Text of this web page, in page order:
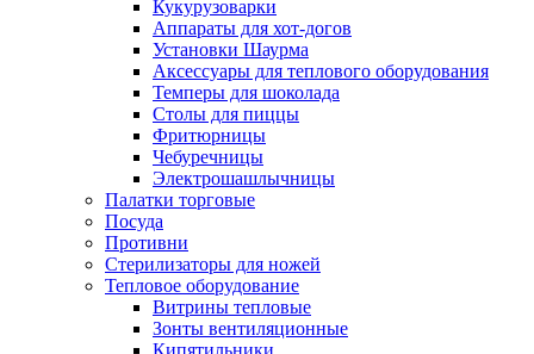
Кукурузоварки
Аппараты для хот-догов
Установки Шаурма
Аксессуары для теплового оборудования
Темперы для шоколада
Столы для пиццы
Фритюрницы
Чебуречницы
Электрошашлычницы
Палатки торговые
Посуда
Противни
Стерилизаторы для ножей
Тепловое оборудование
Витрины тепловые
Зонты вентиляционные
Кипятильники